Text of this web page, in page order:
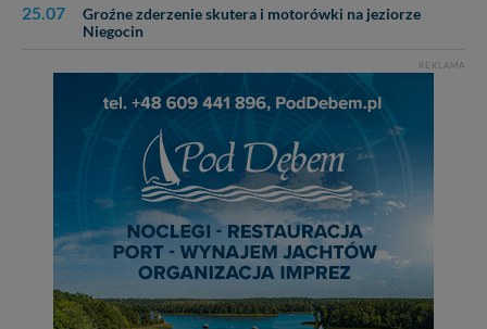
25.07
Groźne zderzenie skutera i motorówki na jeziorze
Niegocin
REKLAMA